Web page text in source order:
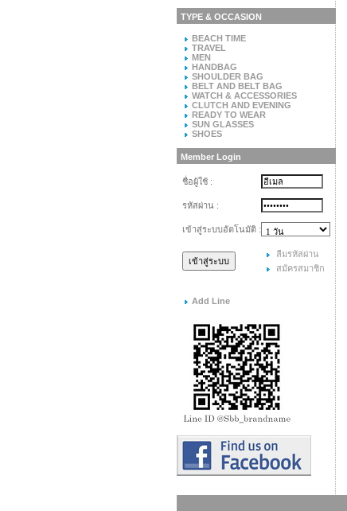
TYPE & OCCASION
BEACH TIME
TRAVEL
MEN
HANDBAG
SHOULDER BAG
BELT AND BELT BAG
WATCH & ACCESSORIES
CLUTCH AND EVENING
READY TO WEAR
SUN GLASSES
SHOES
Member Login
ชื่อผู้ใช้ :
รหัสผ่าน :
เข้าสู่ระบบอัตโนมัติ :
ลืมรหัสผ่าน
สมัครสมาชิก
Add Line